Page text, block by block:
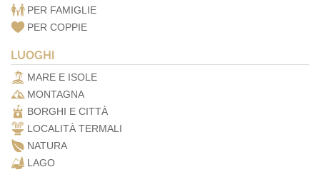
PER FAMIGLIE
PER COPPIE
LUOGHI
MARE E ISOLE
MONTAGNA
BORGHI E CITTÀ
LOCALITÀ TERMALI
NATURA
LAGO